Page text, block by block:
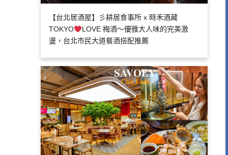
【台北居酒屋】彡耕居食事所 x 時禾酒藏
TOKYO
LOVE 梅酒～優雅大人味的完美激
盪，台北市民大道餐酒搭配推薦